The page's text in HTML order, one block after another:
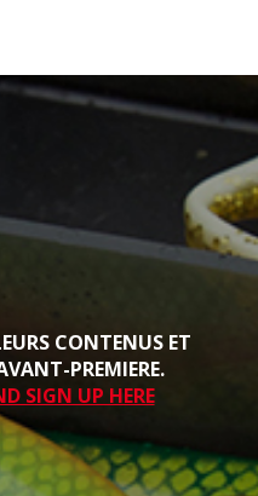
CONTENUS ET
PREMIERE.
SIGN UP HERE